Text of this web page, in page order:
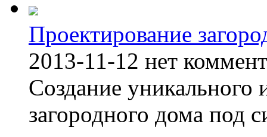
Проектирование
2013-11-12 нет
Создание уникального
загородного дома под